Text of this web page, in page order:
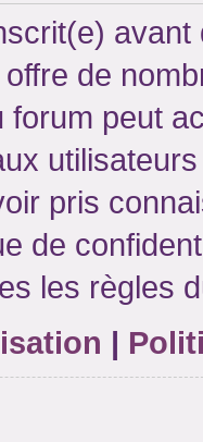
avant
de
forum peut
pris
de
les règles
|